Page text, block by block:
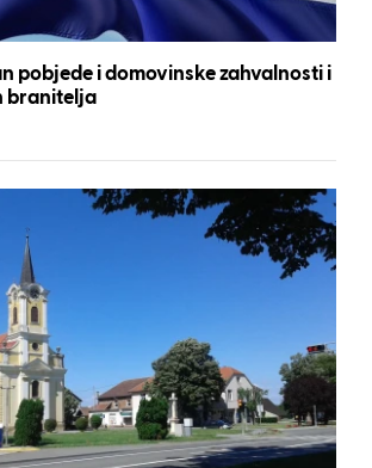
pobjede i domovinske zahvalnosti i
branitelja